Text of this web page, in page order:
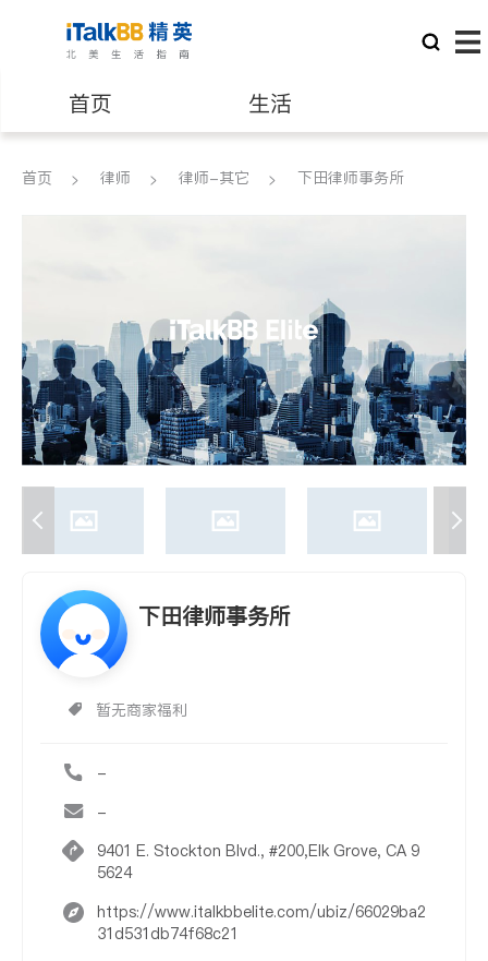
首页 生活
医生 律师
养老 非盈利组织
首页 律师 律师-其它 下田律师事务所
下田律师事务所
暂无商家福利
-
-
9401 E. Stockton Blvd., #200,Elk Grove, CA 9
5624
https://www.italkbbelite.com/ubiz/66029ba2
31d531db74f68c21